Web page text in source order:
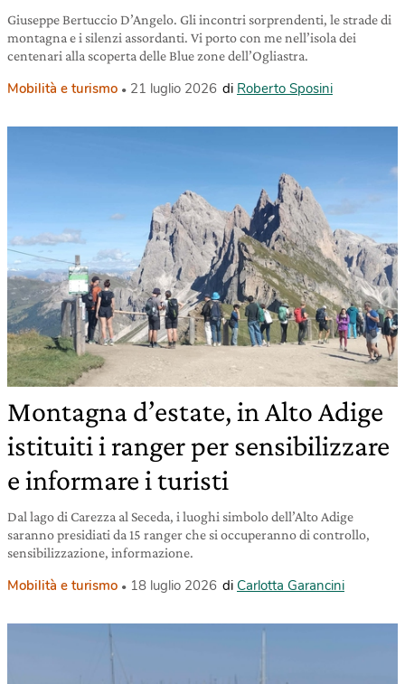
Giuseppe Bertuccio D’Angelo. Gli incontri sorprendenti, le strade di
montagna e i silenzi assordanti. Vi porto con me nell’isola dei
centenari alla scoperta delle Blue zone dell’Ogliastra.
Mobilità e turismo 21 luglio 2026 di Roberto Sposini
Montagna d’estate, in Alto Adige
istituiti i ranger per sensibilizzare
e informare i turisti
Dal lago di Carezza al Seceda, i luoghi simbolo dell’Alto Adige
saranno presidiati da 15 ranger che si occuperanno di controllo,
sensibilizzazione, informazione.
Mobilità e turismo 18 luglio 2026 di Carlotta Garancini